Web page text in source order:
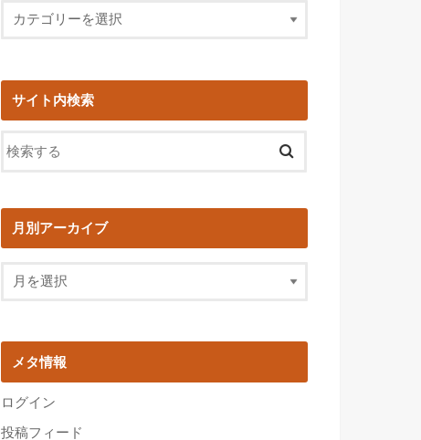
サイト内検索
月別アーカイブ
メタ情報
ログイン
投稿フィード